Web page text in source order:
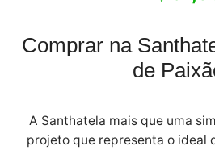
Comprar na
de
A Santhatela mais que uma
projeto que representa o ideal